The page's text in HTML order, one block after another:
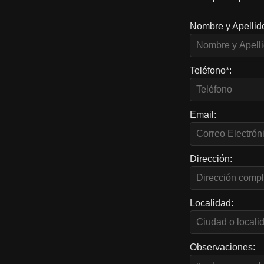
Nombre y
Teléfono*:
Email:
Dirección:
Localidad:
Observaciones: